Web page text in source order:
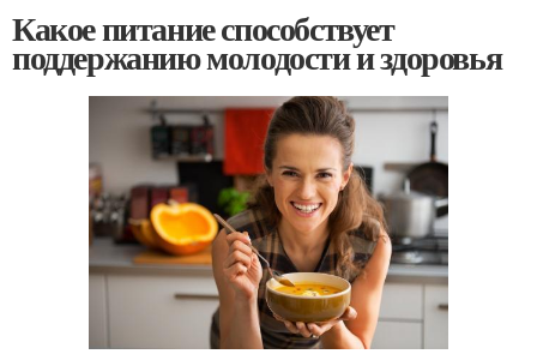
Какое питание способствует
поддержанию молодости и здоровья